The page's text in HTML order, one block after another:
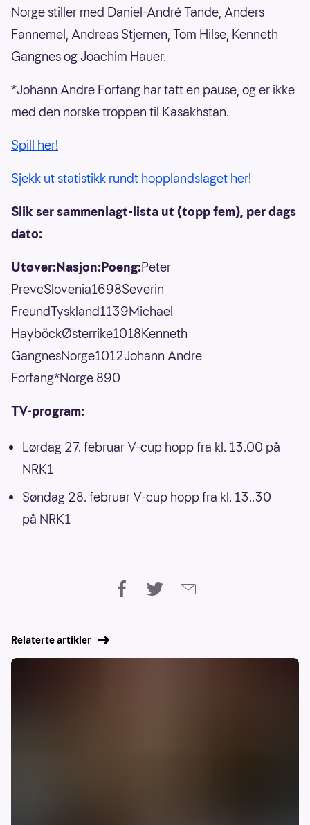
Norge stiller med Daniel-André Tande, Anders
Fannemel, Andreas Stjernen, Tom Hilse, Kenneth
Gangnes og Joachim Hauer.
*Johann Andre Forfang har tatt en pause, og er ikke
med den norske troppen til Kasakhstan.
Spill her!
Sjekk ut statistikk rundt hopplandslaget her!
Slik ser sammenlagt-lista ut (topp fem), per dags
dato:
Utøver:Nasjon:Poeng:Peter
PrevcSlovenia1698Severin
FreundTyskland1139Michael
HayböckØsterrike1018Kenneth
GangnesNorge1012Johann Andre
Forfang*Norge 890
TV-program:
Lørdag 27. februar V-cup hopp fra kl. 13.00 på
NRK1
Søndag 28. februar V-cup hopp fra kl. 13..30
på NRK1
Relaterte artikler